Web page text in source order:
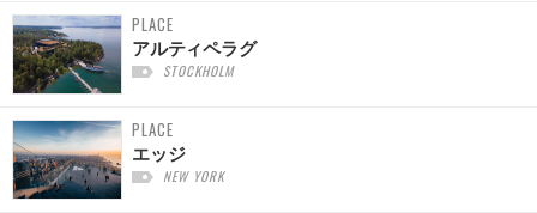
PLACE
アルティペラグ
STOCKHOLM
PLACE
エッジ
NEW YORK